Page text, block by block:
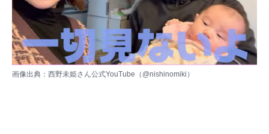
画像出典：西野未姫さん公式YouTube（ @nishinomiki ）